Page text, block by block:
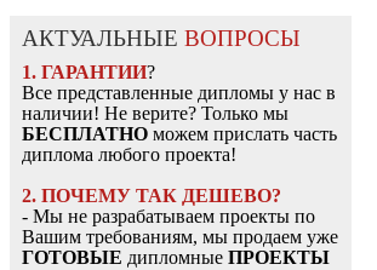
АКТУАЛЬНЫЕ ВОПРОСЫ
1. ГАРАНТИИ?
Все представленные дипломы у нас в
наличии! Не верите? Только мы
БЕСПЛАТНО можем прислать часть
диплома любого проекта!
2. ПОЧЕМУ ТАК ДЕШЕВО?
- Мы не разрабатываем проекты по
Вашим требованиям, мы продаем уже
ГОТОВЫЕ дипломные ПРОЕКТЫ